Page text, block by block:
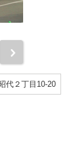
代２丁目10-20